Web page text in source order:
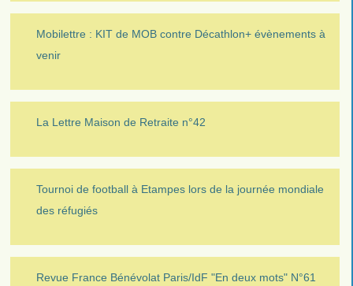
Mobilettre : KIT de MOB contre Décathlon+ évènements à
venir
La Lettre Maison de Retraite n°42
Tournoi de football à Etampes lors de la journée mondiale
des réfugiés
Revue France Bénévolat Paris/IdF "En deux mots" N°61